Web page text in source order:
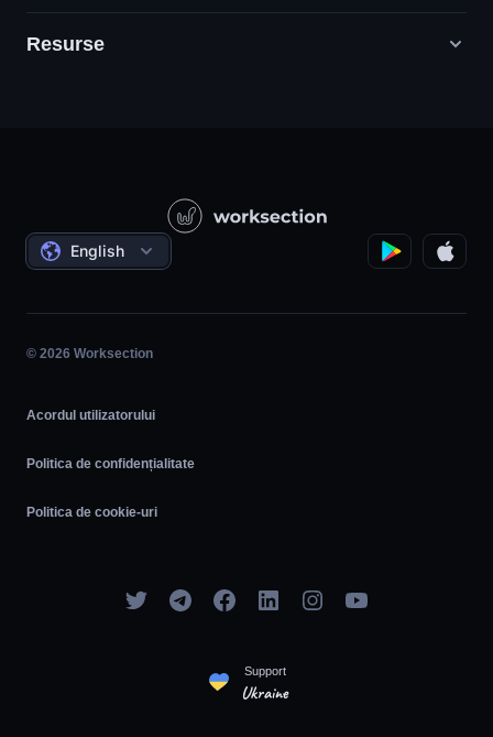
Agenții de marketing digital
Proiecte guvernamentale/sociale
Management de proiect
Munca pe oră
Agil
Resurse
Acorduri
English
© 2026 Worksection
Acordul utilizatorului
Politica de confidențialitate
Politica de cookie-uri
Support
Ukraine